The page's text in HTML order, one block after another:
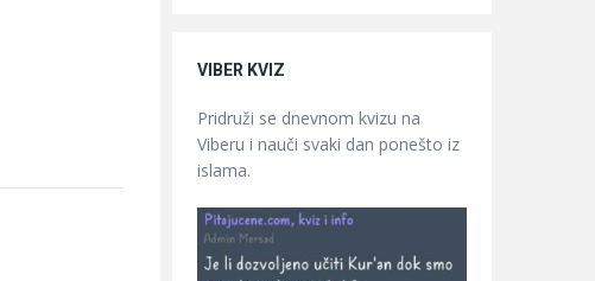
VIBER KVIZ
Pridruži se dnevnom kvizu na
Viberu i nauči svaki dan ponešto iz
islama.